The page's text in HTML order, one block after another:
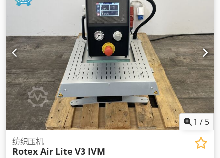
1 / 5
纺织压机
Rotex Air Lite V3 IVM